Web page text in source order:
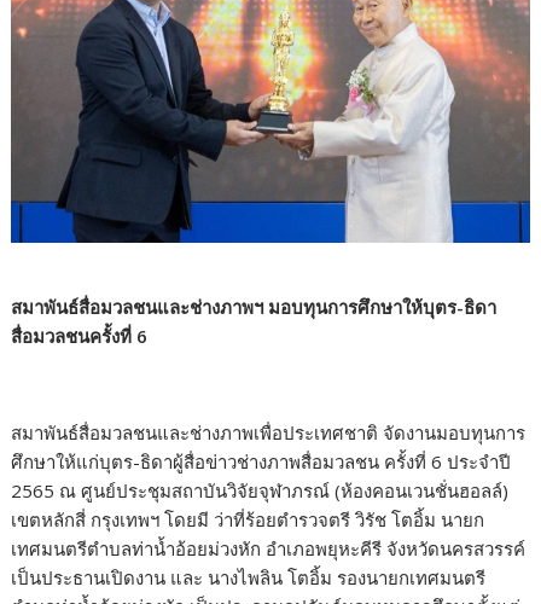
สมาพันธ์สื่อมวลชนและช่างภาพฯ มอบทุนการศึกษาให้บุตร-ธิดา
สื่อมวลชนครั้งที่ 6
สมาพันธ์สื่อมวลชนและช่างภาพเพื่อประเทศชาติ จัดงานมอบทุนการ
ศึกษาให้แก่บุตร-ธิดาผู้สื่อข่าวช่างภาพสื่อมวลชน ครั้งที่ 6 ประจำปี
2565 ณ ศูนย์ประชุมสถาบันวิจัยจุฬาภรณ์ (ห้องคอนเวนชั่นฮอลล์)
เขตหลักสี่ กรุงเทพฯ โดยมี ว่าที่ร้อยตำรวจตรี วิรัช โตอิ้ม นายก
เทศมนตรีตำบลท่าน้ำอ้อยม่วงหัก อำเภอพยุหะคีรี จังหวัดนครสวรรค์
เป็นประธานเปิดงาน และ นางไพลิน โตอิ้ม รองนายกเทศมนตรี